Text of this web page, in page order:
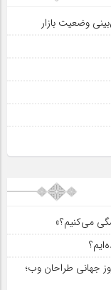
می‌کنیم؟»
جهانی طراحان وب؛